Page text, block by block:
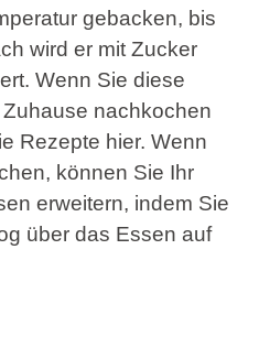
gebacken, bis
wird er mit Zucker
Wenn Sie diese
nachkochen
Rezepte hier. Wenn
können Sie Ihr
erweitern, indem Sie
über das Essen auf